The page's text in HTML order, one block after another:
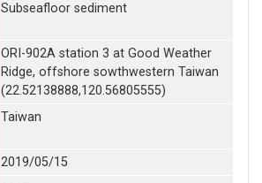
Subseafloor sediment
ORI-902A station 3 at Good Weather
Ridge, offshore sowthwestern Taiwan
(22.52138888,120.56805555)
Taiwan
2019/05/15